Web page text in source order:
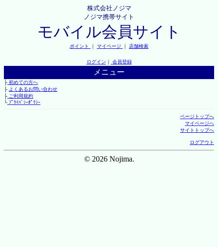
株式会社ノジマ
ノジマ携帯サイト
モバイル会員サイト
ポイント ｜ マイページ ｜ 店舗検索
ログイン ｜ 会員登録
メニュー
├初めての方へ
├ よくあるお問い合わせ
├ご利用規約
└ﾌﾟﾗｲﾊﾞｼｰﾎﾟﾘｼｰ
ページトップへ
マイページへ
サイトトップへ
ログアウト
© 2026 Nojima.